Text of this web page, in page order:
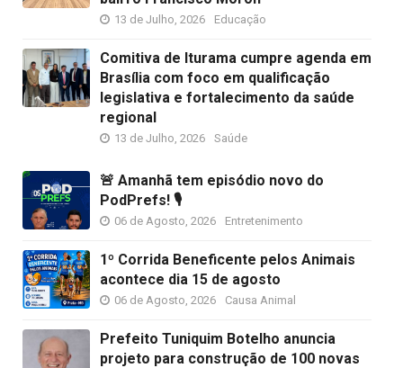
13 de Julho, 2026 Educação
Comitiva de Iturama cumpre agenda em
Brasília com foco em qualificação
legislativa e fortalecimento da saúde
regional
13 de Julho, 2026 Saúde
🚨 Amanhã tem episódio novo do
PodPrefs! 🎙️
06 de Agosto, 2026 Entretenimento
1º Corrida Beneficente pelos Animais
acontece dia 15 de agosto
06 de Agosto, 2026 Causa Animal
Prefeito Tuniquim Botelho anuncia
projeto para construção de 100 novas